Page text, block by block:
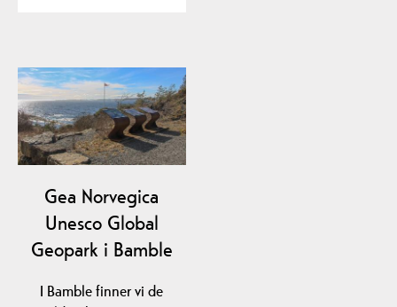
Gea Norvegica
Unesco Global
Geopark i Bamble
I Bamble finner vi de